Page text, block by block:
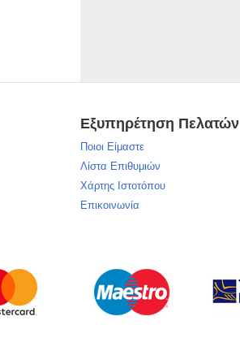
Εξυπηρέτηση Πελατών
Ποιοι Είμαστε
Λίστα Επιθυμιών
Χάρτης Ιστοτόπου
Επικοινωνία